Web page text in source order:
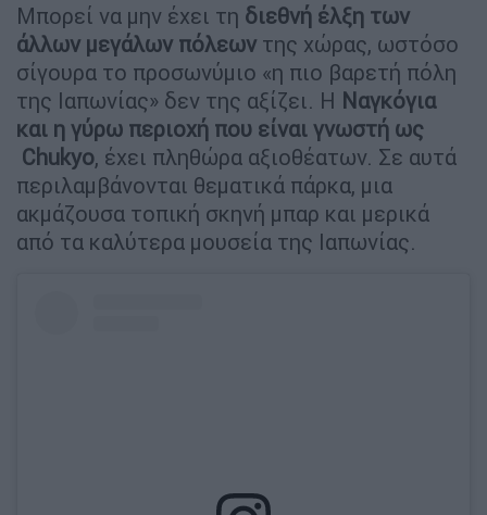
Μπορεί να μην έχει τη διεθνή έλξη των
άλλων μεγάλων πόλεων της χώρας, ωστόσο
σίγουρα το προσωνύμιο «η πιο βαρετή πόλη
της Ιαπωνίας» δεν της αξίζει. Η Ναγκόγια
και η γύρω περιοχή που είναι γνωστή ως
Chukyo, έχει πληθώρα αξιοθέατων. Σε αυτά
περιλαμβάνονται θεματικά πάρκα, μια
ακμάζουσα τοπική σκηνή μπαρ και μερικά
από τα καλύτερα μουσεία της Ιαπωνίας.